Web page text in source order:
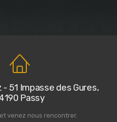
- 51 Impasse des Gures,
Passy
venez nous rencontrer.